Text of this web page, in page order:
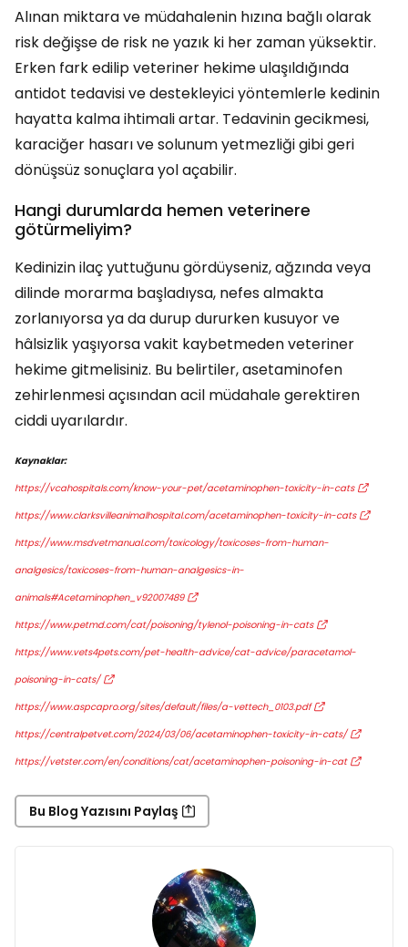
Alınan miktara ve müdahalenin hızına bağlı olarak
risk değişse de risk ne yazık ki her zaman yüksektir.
Erken fark edilip veteriner hekime ulaşıldığında
antidot tedavisi ve destekleyici yöntemlerle kedinin
hayatta kalma ihtimali artar. Tedavinin gecikmesi,
karaciğer hasarı ve solunum yetmezliği gibi geri
dönüşsüz sonuçlara yol açabilir.
Hangi durumlarda hemen veterinere
götürmeliyim?
Kedinizin ilaç yuttuğunu gördüyseniz, ağzında veya
dilinde morarma başladıysa, nefes almakta
zorlanıyorsa ya da durup dururken kusuyor ve
hâlsizlik yaşıyorsa vakit kaybetmeden veteriner
hekime gitmelisiniz. Bu belirtiler, asetaminofen
zehirlenmesi açısından acil müdahale gerektiren
ciddi uyarılardır.
Kaynaklar:
https://vcahospitals.com/know-your-pet/acetaminophen-toxicity-in-cats
https://www.clarksvilleanimalhospital.com/acetaminophen-toxicity-in-cats
https://www.msdvetmanual.com/toxicology/toxicoses-from-human-
analgesics/toxicoses-from-human-analgesics-in-
animals#Acetaminophen_v92007489
https://www.petmd.com/cat/poisoning/tylenol-poisoning-in-cats
https://www.vets4pets.com/pet-health-advice/cat-advice/paracetamol-
poisoning-in-cats/
https://www.aspcapro.org/sites/default/files/a-vettech_0103.pdf
https://centralpetvet.com/2024/03/06/acetaminophen-toxicity-in-cats/
https://vetster.com/en/conditions/cat/acetaminophen-poisoning-in-cat
Bu Blog Yazısını Paylaş